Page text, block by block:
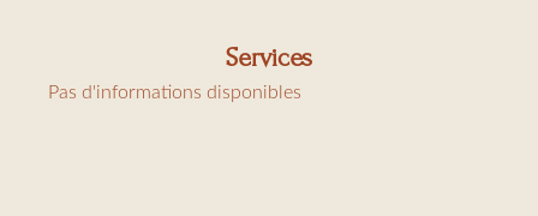
Services
Pas d'informations disponibles